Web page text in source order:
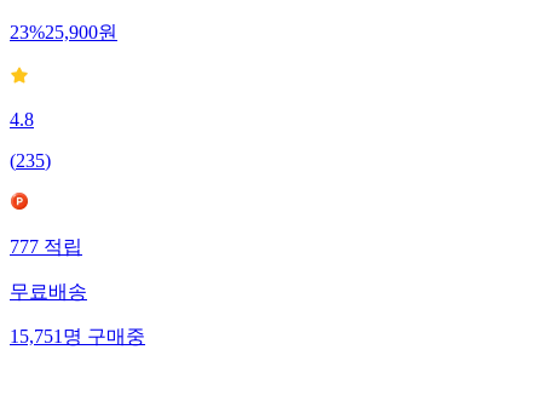
23%25,900원
4.8
(235)
777 적립
무료배송
15,751 명 구매중